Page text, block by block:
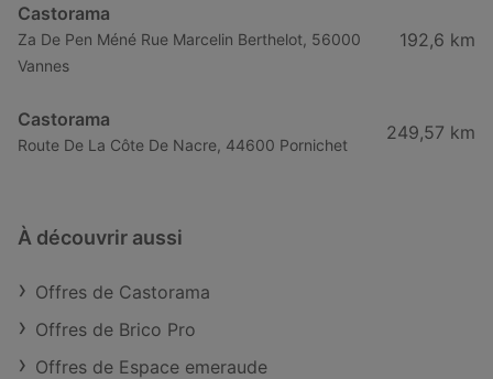
Castorama
Za De Pen Méné Rue Marcelin Berthelot, 56000
Vannes
192,6 km
Castorama
Route De La Côte De Nacre, 44600 Pornichet
249,57 km
À découvrir aussi
Offres de Castorama
Offres de Brico Pro
Offres de Espace emeraude